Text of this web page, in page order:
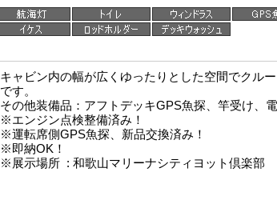
キャビン内の幅が広くゆったりとした空間でクル
です。
その他装備品：アフトデッキGPS魚探、竿受け、
※エンジン点検整備済み！
※運転席側GPS魚探、新品交換済み！
※即納OK！
※展示場所 : 和歌山マリーナシティヨット倶楽部